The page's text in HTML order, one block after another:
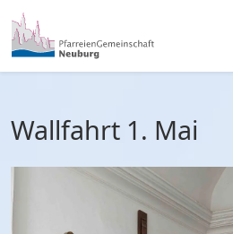
Wallfahrt 1. Mai